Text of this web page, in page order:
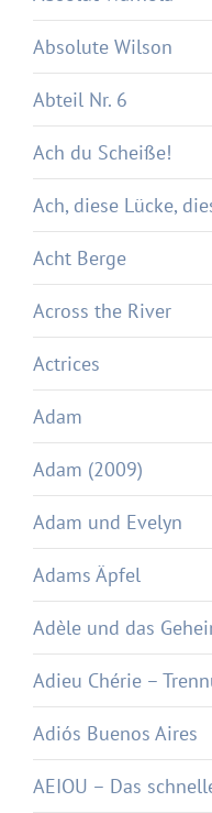
Absolute Wilson
Abteil Nr. 6
Ach du Scheiße!
Ach, diese Lücke,
Acht Berge
Across the River
Actrices
Adam
Adam (2009)
Adam und Evelyn
Adams Äpfel
Adèle und das
Adieu Chérie –
Adiós Buenos Aires
AEIOU – Das